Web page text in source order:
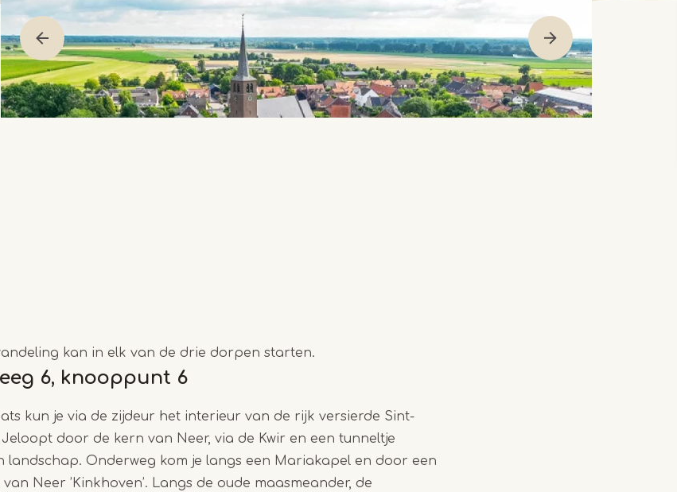
Item
of
3
kan in elk van de drie dorpen starten.
6, knooppunt 6
kun je via de zijdeur het interieur van de rijk versierde Sint-
door de kern van Neer, via de Kwir en een tunneltje
landschap. Onderweg kom je langs een Mariakapel en door een
Neer ’Kinkhoven’. Langs de oude maasmeander, de